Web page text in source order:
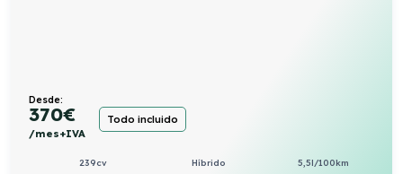
Desde:
370€
/mes+IVA
Todo incluido
239cv Híbrido 5,5l/100km